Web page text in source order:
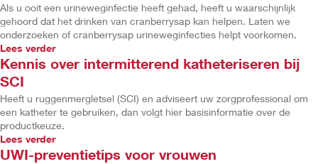
Als u ooit een urineweginfectie heeft gehad, heeft u waarschijnlijk
gehoord dat het drinken van cranberrysap kan helpen. Laten we
onderzoeken of cranberrysap urineweginfecties helpt voorkomen.
Lees verder
Kennis over intermitterend katheteriseren bij
SCI
Heeft u ruggenmergletsel (SCI) en adviseert uw zorgprofessional om
een katheter te gebruiken, dan volgt hier basisinformatie over de
productkeuze.
Lees verder
UWI-preventietips voor vrouwen